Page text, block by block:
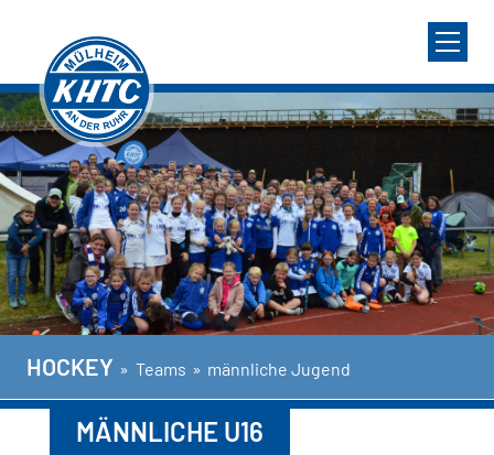
HOCKEY » Teams » männliche Jugend
MÄNNLICHE U16